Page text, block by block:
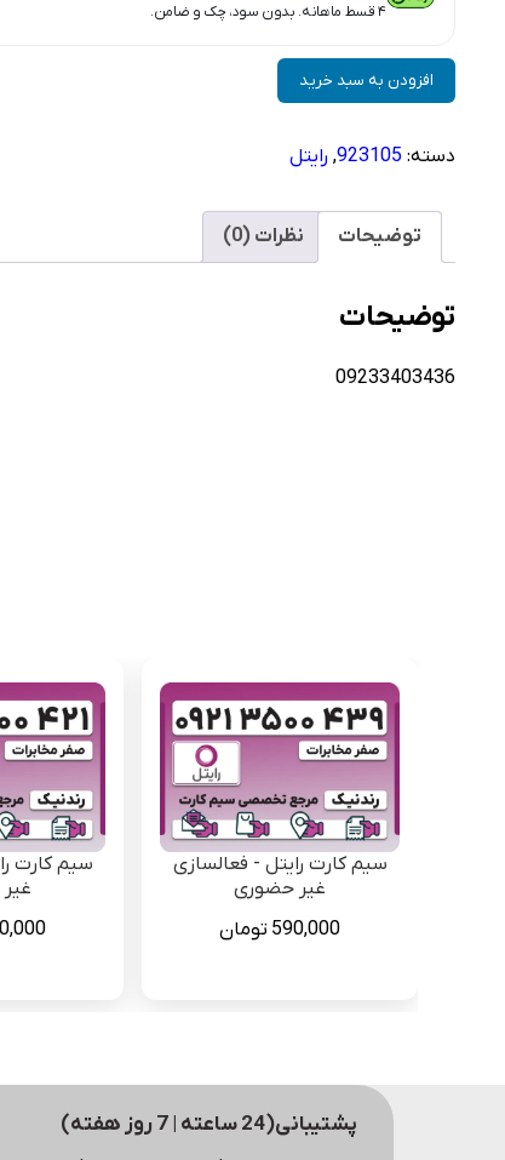
۴ قسط ماهانه. بدون سود، چک و ضامن.
سیم
کارت
–
حضوری
افزودن به سبد خرید
دسته: 923105
, رایتل
توضیحات نظرات (0)
توضیحات
09233403436
سیم کارت رایتل - فعالسازی
غیر حضوری
590,000 تومان
سیم کارت
پشتیبانی(24 ساعته | 7 روز هفته)